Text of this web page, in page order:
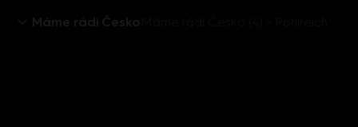
Máme rádi Česko